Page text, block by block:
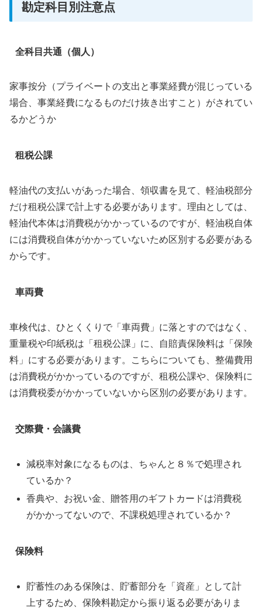
勘定科目別注意点
全科目共通（個人）
家事按分（プライベートの支出と事業経費が混じっている
場合、事業経費になるものだけ抜き出すこと）がされてい
るかどうか
租税公課
軽油代の支払いがあった場合、領収書を見て、軽油税部分
だけ租税公課で計上する必要があります。理由としては、
軽油代本体は消費税がかかっているのですが、軽油税自体
には消費税自体がかかっていないため区別する必要がある
からです。
車両費
車検代は、ひとくくりで「車両費」に落とすのではなく、
重量税や印紙税は「租税公課」に、自賠責保険料は「保険
料」にする必要があります。こちらについても、整備費用
は消費税がかかっているのですが、租税公課や、保険料に
は消費税委がかかっていないから区別の必要があります。
交際費・会議費
減税率対象になるものは、ちゃんと８％で処理され
ているか？
香典や、お祝い金、贈答用のギフトカードは消費税
がかかってないので、不課税処理されているか？
保険料
貯蓄性のある保険は、貯蓄部分を「資産」として計
上するため、保険料勘定から振り返る必要がありま